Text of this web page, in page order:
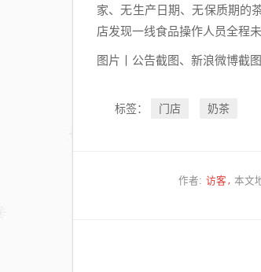
家、无生产日期、无保质期的
店发现一线食品操作人员全程
图片丨公告截图、新浪微博截
标签： 门店 奶茶
作者: 访客 本文